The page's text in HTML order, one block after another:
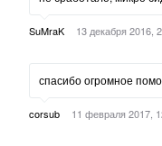
SuMraK 13 декабря 2016,
спасибо огромное
corsub 11 февраля 2017,